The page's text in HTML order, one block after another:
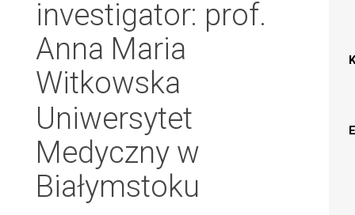
investigator: prof.
Anna Maria
Witkowska
Uniwersytet
Medyczny w
Białymstoku